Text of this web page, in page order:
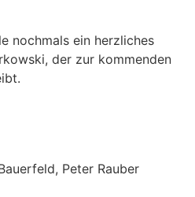
nochmals ein herzliches
der zur kommenden
Peter Rauber